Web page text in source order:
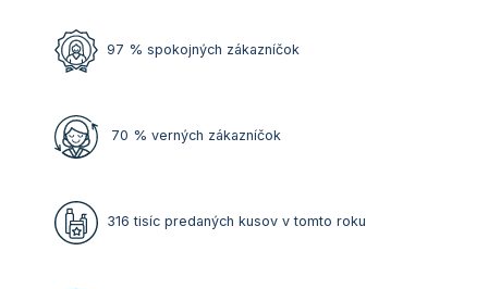
97 % spokojných zákazníčok
70 % verných zákazníčok
316 tisíc predaných kusov vtomto roku